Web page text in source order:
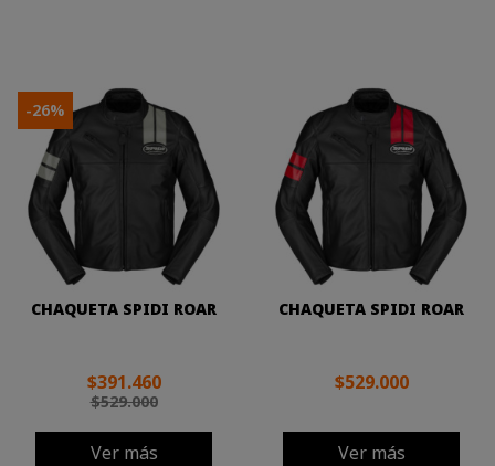
CHAQUETA SPIDI ROAR
$529.000
$391.460
Ver más
-26%
CHAQUETA SPIDI ROAR
$529.000
Ver más